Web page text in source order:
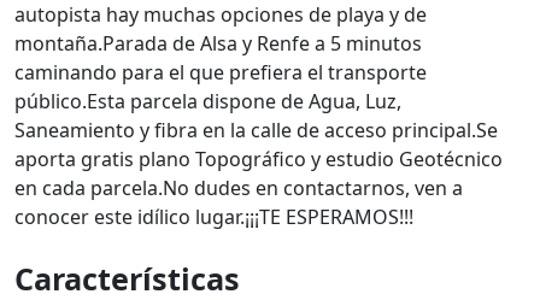
autopista hay muchas opciones de playa y de
montaña.Parada de Alsa y Renfe a 5 minutos
caminando para el que prefiera el transporte
público.Esta parcela dispone de Agua, Luz,
Saneamiento y fibra en la calle de acceso principal.Se
aporta gratis plano Topográfico y estudio Geotécnico
en cada parcela.No dudes en contactarnos, ven a
conocer este idílico lugar.¡¡¡TE ESPERAMOS!!!
Características